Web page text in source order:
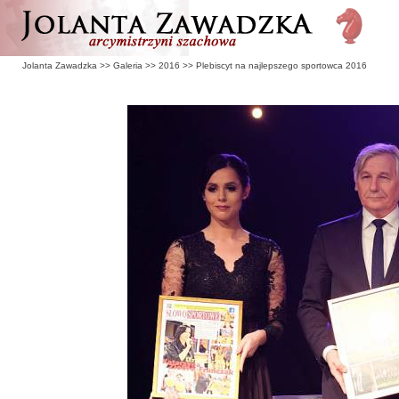
Jolanta Zawadzka >> Galeria >> 2016 >> Plebiscyt na najlepszego sportowca 2016